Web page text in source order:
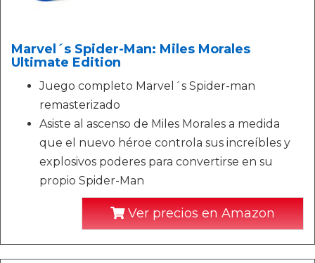
Marvel´s Spider-Man: Miles Morales
Ultimate Edition
Juego completo Marvel´s Spider-man
remasterizado
Asiste al ascenso de Miles Morales a medida
que el nuevo héroe controla sus increíbles y
explosivos poderes para convertirse en su
propio Spider-Man
Ver precios en Amazon